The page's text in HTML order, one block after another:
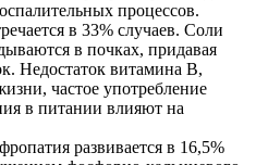
процессов.
в 33% случаев. Соли
в почках, придавая
Недостаток витамина В,
частое употребление
в питании влияют на
развивается в 16,5%